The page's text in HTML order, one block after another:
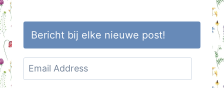
Bericht bij elke nieuwe post!
Email
Address